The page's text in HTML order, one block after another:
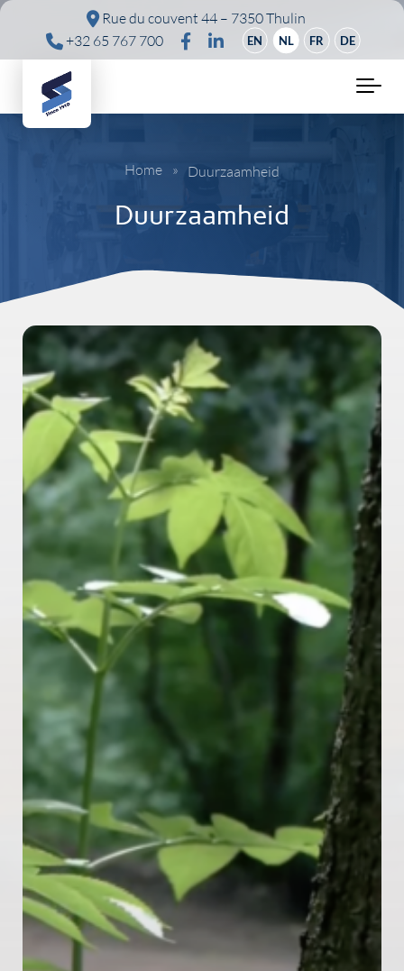
Skip to main contentRue du couvent 44 – 7350 Thulin
+32 65 767 700
EN NL FR DE
Duurzaamheid
Home » Duurzaamheid